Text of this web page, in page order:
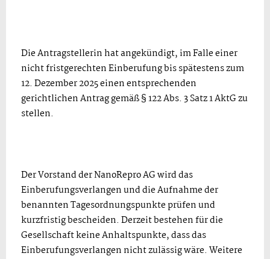
Die Antragstellerin hat angekündigt, im Falle einer
nicht fristgerechten Einberufung bis spätestens zum
12. Dezember 2025 einen entsprechenden
gerichtlichen Antrag gemäß § 122 Abs. 3 Satz 1 AktG zu
stellen.
Der Vorstand der NanoRepro AG wird das
Einberufungsverlangen und die Aufnahme der
benannten Tagesordnungspunkte prüfen und
kurzfristig bescheiden. Derzeit bestehen für die
Gesellschaft keine Anhaltspunkte, dass das
Einberufungsverlangen nicht zulässig wäre. Weitere